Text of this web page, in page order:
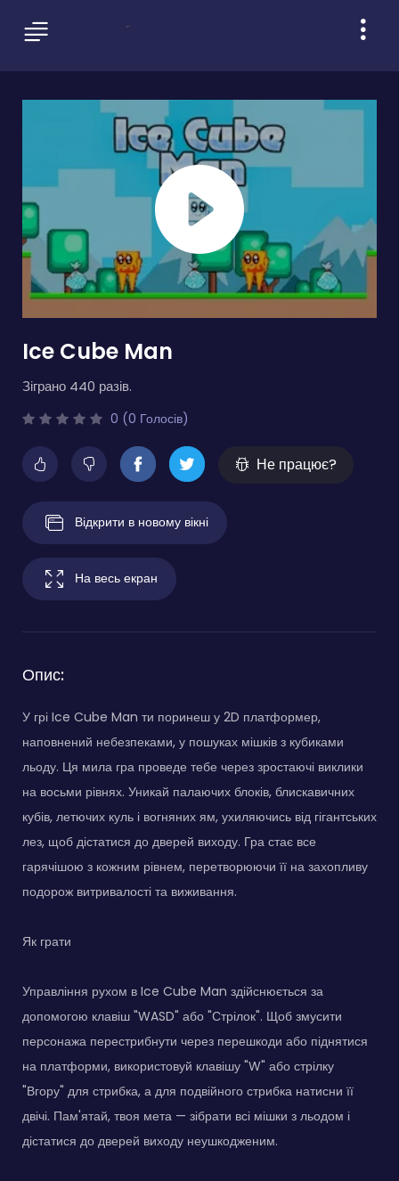
Ice Cube Man
Зіграно 440 разів.
0 (0 Голосів)
Не працює?
Відкрити в новому вікні
На весь екран
Опис:
У грі Ice Cube Man ти поринеш у 2D платформер,
наповнений небезпеками, у пошуках мішків з кубиками
льоду. Ця мила гра проведе тебе через зростаючі виклики
на восьми рівнях. Уникай палаючих блоків, блискавичних
кубів, летючих куль і вогняних ям, ухиляючись від гігантських
лез, щоб дістатися до дверей виходу. Гра стає все
гарячішою з кожним рівнем, перетворюючи її на захопливу
подорож витривалості та виживання.
Як грати
Управління рухом в Ice Cube Man здійснюється за
допомогою клавіш "WASD" або "Стрілок". Щоб змусити
персонажа перестрибнути через перешкоди або піднятися
на платформи, використовуй клавішу "W" або стрілку
"Вгору" для стрибка, а для подвійного стрибка натисни її
двічі. Пам'ятай, твоя мета — зібрати всі мішки з льодом і
дістатися до дверей виходу неушкодженим.